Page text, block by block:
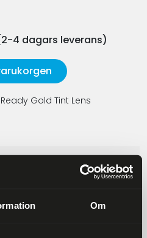
Om
4 dagars leverans)
Gold Tint Lens
Goggles.